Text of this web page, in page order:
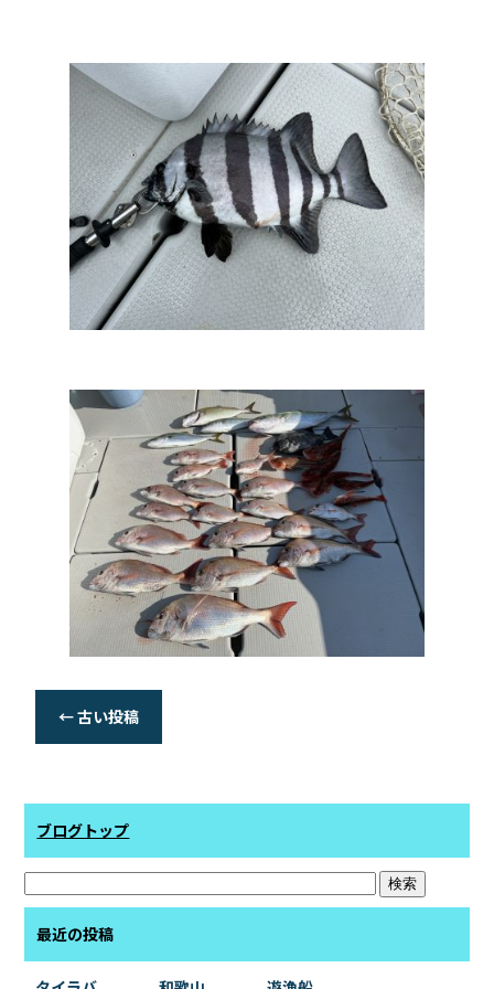
←古い投稿
ブログトップ
最近の投稿